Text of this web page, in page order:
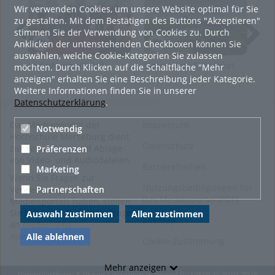
Wir verwenden Cookies, um unsere Website optimal für Sie
zu gestalten. Mit dem Bestätigen des Buttons "Akzeptieren"
stimmen Sie der Verwendung von Cookies zu. Durch
Anklicken der untenstehenden Checkboxen können Sie
auswählen, welche Cookie-Kategorien Sie zulassen
möchten. Durch Klicken auf die Schaltfläche "Mehr
anzeigen" erhalten Sie eine Beschreibung jeder Kategorie.
Weitere Informationen finden Sie in unserer
Datenschutzerklärung.
Notwendig
Präferenzen
Marketing
Partnerschaften
Auswahl zustimmen
Allen zustimmen
Alle ablehnen
Mehr anzeigen
Uhr Hochschule Merseburg
Eine Produktion im Projekt "Wissenschaftsfernsehen"
in den Künstlerischen Werkstätten, Bereich AV
Medienproduktion / Medienkompetenzzentrum
Realisierung:
Philipp Schüller
Melina Lindner
Lucas Knittel
Technische Leitung Tom Grabmann und Sylvia Billing
Leiter des MKZ: Kai Köhler-Terz
©Hochschule Merseburg 2019
Tags:
hochschule merseburg
cannabis
hanf
medizinalhanf
bioökologische wende
klimawandel
hanföl
Verleihung H2HUB
Simulation: Eine Fahrt
mit der Seilbahn
Das Medienportal der
Hochschule Merseburg dient
zur Verwaltung und Ablage
Wenn Sie Fragen zur
Verwendung des
Medienportals haben, stellen
Sie bitte eine Supportanfrage
anmedien@hs-
merseburg.de.
das Medienportal (PDF)
Sitemap